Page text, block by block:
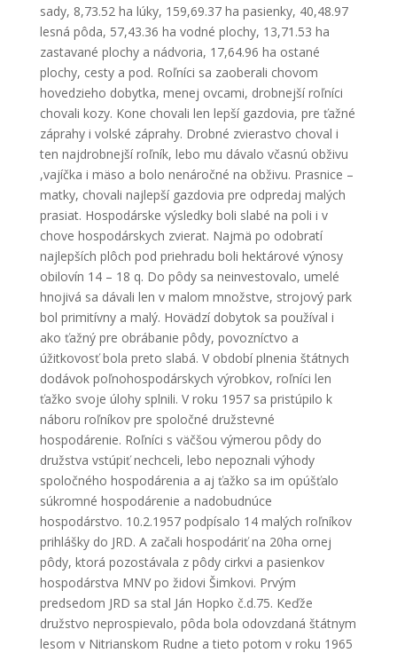
sady, 8,73.52 ha lúky, 159,69.37 ha pasienky, 40,48.97
lesná pôda, 57,43.36 ha vodné plochy, 13,71.53 ha
zastavané plochy a nádvoria, 17,64.96 ha ostané
plochy, cesty a pod. Roľníci sa zaoberali chovom
hovedzieho dobytka, menej ovcami, drobnejší roľníci
chovali kozy. Kone chovali len lepší gazdovia, pre ťažné
záprahy i volské záprahy. Drobné zvierastvo choval i
ten najdrobnejší roľník, lebo mu dávalo včasnú obživu
,vajíčka i mäso a bolo nenáročné na obživu. Prasnice –
matky, chovali najlepší gazdovia pre odpredaj malých
prasiat. Hospodárske výsledky boli slabé na poli i v
chove hospodárskych zvierat. Najmä po odobratí
najlepších plôch pod priehradu boli hektárové výnosy
obilovín 14 – 18 q. Do pôdy sa neinvestovalo, umelé
hnojivá sa dávali len v malom množstve, strojový park
bol primitívny a malý. Hovädzí dobytok sa používal i
ako ťažný pre obrábanie pôdy, povozníctvo a
úžitkovosť bola preto slabá. V období plnenia štátnych
dodávok poľnohospodárskych výrobkov, roľníci len
ťažko svoje úlohy splnili. V roku 1957 sa pristúpilo k
náboru roľníkov pre spoločné družstevné
hospodárenie. Roľníci s väčšou výmerou pôdy do
družstva vstúpiť nechceli, lebo nepoznali výhody
spoločného hospodárenia a aj ťažko sa im opúšťalo
súkromné hospodárenie a nadobudnúce
hospodárstvo. 10.2.1957 podpísalo 14 malých roľníkov
prihlášky do JRD. A začali hospodáriť na 20ha ornej
pôdy, ktorá pozostávala z pôdy cirkvi a pasienkov
hospodárstva MNV po židovi Šimkovi. Prvým
predsedom JRD sa stal Ján Hopko č.d.75. Keďže
družstvo neprospievalo, pôda bola odovzdaná štátnym
lesom v Nitrianskom Rudne a tieto potom v roku 1965